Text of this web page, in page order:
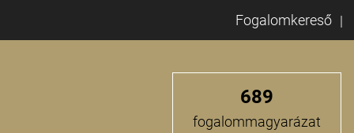
Fogalomkereső
689
fogalommagyarázat